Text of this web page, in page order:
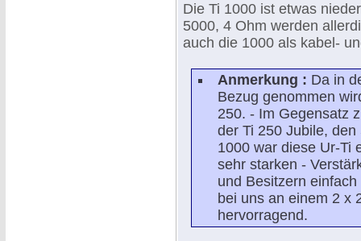
Die Ti 1000 ist etwas
5000, 4 Ohm werden
auch die 1000 als kabel-
Anmerkung : Da in
Bezug genommen
250. - Im Gegensatz
der Ti 250 Jubile,
1000 war diese Ur-Ti
sehr starken -
und Besitzern
bei uns an einem 2 x
hervorragend.